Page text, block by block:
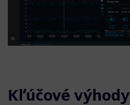
Kľúčové výhody